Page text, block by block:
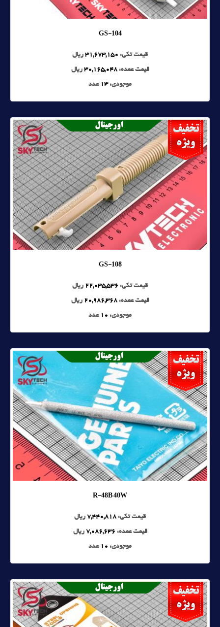
GS-104
قیمت تکی: 31,673,150 ریال
قیمت عمده:30,165,048 ریال
موجودی:13 عدد
GS-108
قیمت تکی: 22,035,536 ریال
قیمت عمده:20,986,368 ریال
موجودی: 10 عدد
R-48B 40W
قیمت تکی: 7,440,818 ریال
قیمت عمده:7,086,636 ریال
موجودی: 10 عدد